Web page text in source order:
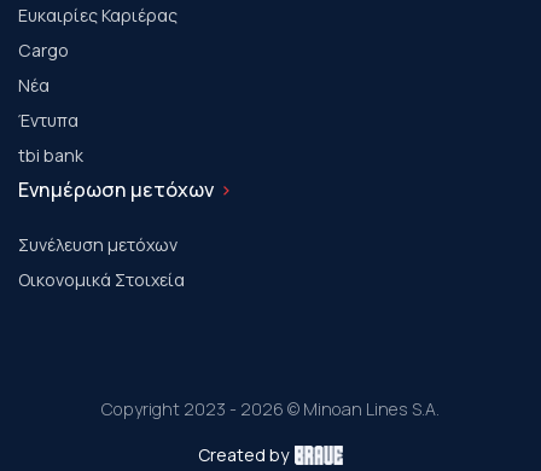
Ευκαιρίες Καριέρας
Cargo
Νέα
Έντυπα
tbi bank
Ενημέρωση μετόχων
Συνέλευση μετόχων
Οικονομικά Στοιχεία
Copyright 2023 - 2026 © Minoan Lines S.A.
Created by